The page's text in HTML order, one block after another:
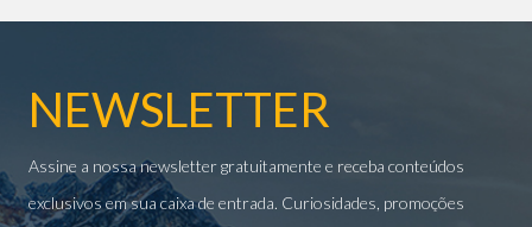
NEWSLETTER
Assine a nossa newsletter gratuitamente e receba conteúdos
exclusivos em sua caixa de entrada. Curiosidades, promoções